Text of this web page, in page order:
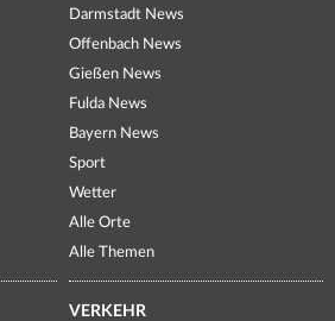
Darmstadt News
Offenbach News
Gießen News
Fulda News
Bayern News
Sport
Wetter
Alle Orte
Alle Themen
VERKEHR